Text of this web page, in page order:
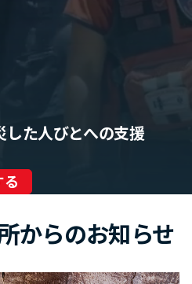
た人びとへの支援
からのお知らせ